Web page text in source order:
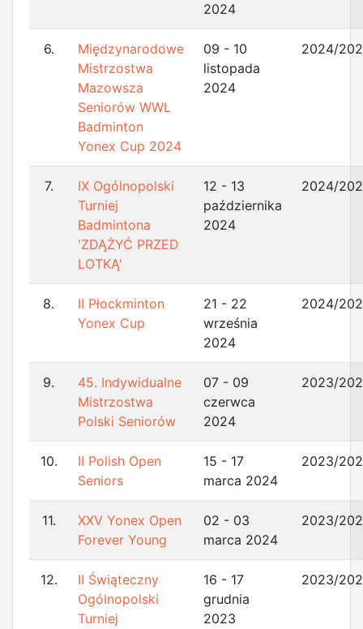
2024
6.
Międzynarodowe
Mistrzostwa
Mazowsza
Seniorów WWL
Badminton
Yonex Cup 2024
09 - 10
listopada
2024
2024/
7.
IX Ogólnopolski
Turniej
Badmintona
'ZDĄŻYĆ PRZED
LOTKĄ'
12 - 13
października
2024
2024/
8.
II Płockminton
Yonex Cup
21 - 22
września
2024
2024/
9.
45. Indywidualne
Mistrzostwa
Polski Seniorów
07 - 09
czerwca
2024
2023/
10.
II Polish Open
Seniors
15 - 17
marca 2024
2023/
11.
XXV Yonex Open
Forever Young
02 - 03
marca 2024
2023/
12.
II Świąteczny
Ogólnopolski
Turniej
16 - 17
grudnia
2023
2023/